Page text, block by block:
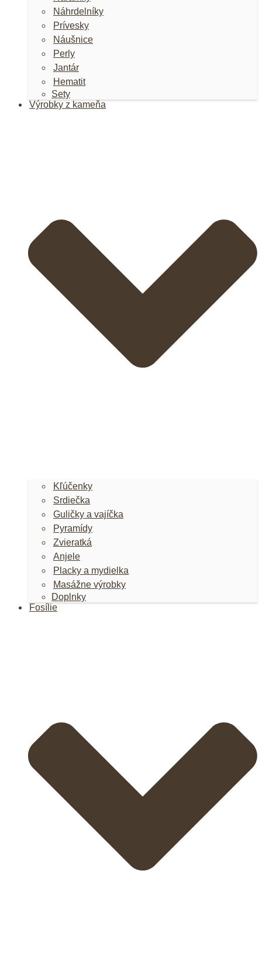
Náhrdelníky
Prívesky
Náušnice
Perly
Jantár
Hematit
Sety
Výrobky z kameňa
Kľúčenky
Srdiečka
Guličky a vajíčka
Pyramídy
Zvieratká
Anjele
Placky a mydielka
Masážne výrobky
Doplnky
Fosílie